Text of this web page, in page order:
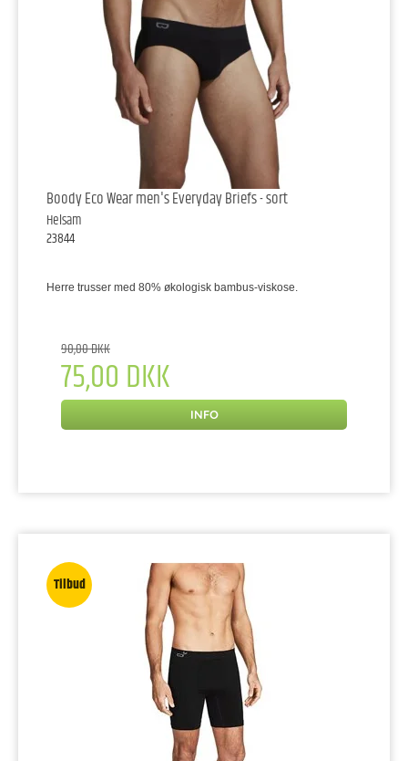
Boody Eco Wear men's Everyday Briefs - sort
Helsam
23844
Herre trusser med 80% økologisk bambus-viskose.
90,00 DKK
75,00 DKK
INFO
Tilbud